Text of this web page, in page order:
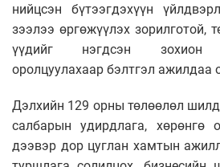
нийцсэн бүтээгдэхүүн
зээлээ өргөжүүлэх зорилготой,
үүдийг нэгдсэн зохион
оролцуулахаар бэлтгэл ажилдаа
Дэлхийн 129 орны төлөөлөл
салбарын удирдлага, хөрөнгө
дээвэр дор цуглан хамтын